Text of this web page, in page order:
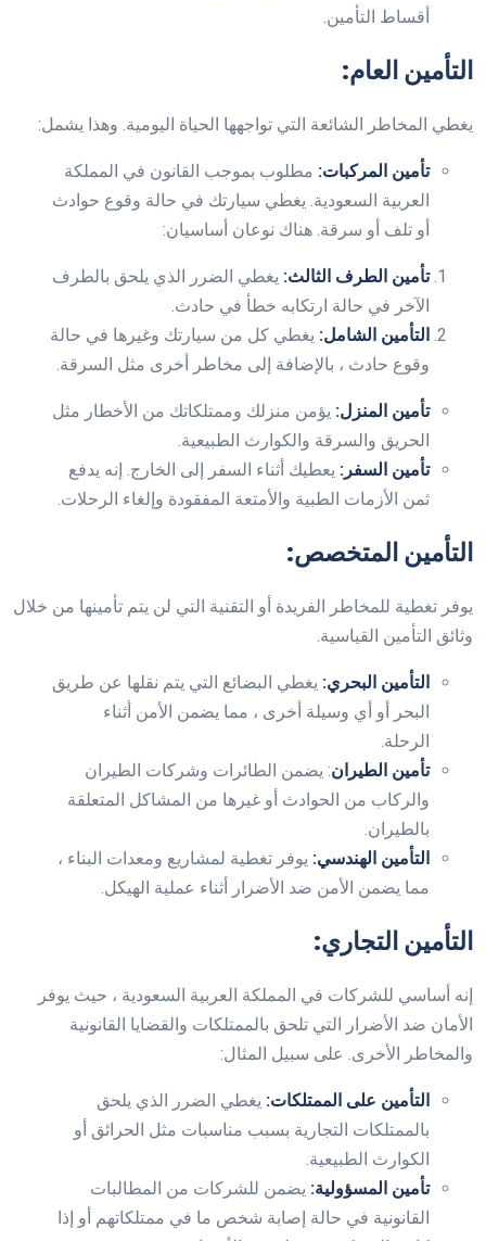
أقساط التأمين.
التأمين العام:
يغطي المخاطر الشائعة التي تواجهها الحياة اليومية. وهذا يشمل:
تأمين المركبات: مطلوب بموجب القانون في المملكة
العربية السعودية. يغطي سيارتك في حالة وقوع حوادث
أو تلف أو سرقة. هناك نوعان أساسيان:
تأمين الطرف الثالث: يغطي الضرر الذي يلحق بالطرف
الآخر في حالة ارتكابه خطأ في حادث.
التأمين الشامل: يغطي كل من سيارتك وغيرها في حالة
وقوع حادث ، بالإضافة إلى مخاطر أخرى مثل السرقة.
تأمين المنزل: يؤمن منزلك وممتلكاتك من الأخطار مثل
الحريق والسرقة والكوارث الطبيعية.
تأمين السفر: يعطيك أثناء السفر إلى الخارج. إنه يدفع
ثمن الأزمات الطبية والأمتعة المفقودة وإلغاء الرحلات.
التأمين المتخصص:
يوفر تغطية للمخاطر الفريدة أو التقنية التي لن يتم تأمينها من خلال
وثائق التأمين القياسية.
التأمين البحري: يغطي البضائع التي يتم نقلها عن طريق
البحر أو أي وسيلة أخرى ، مما يضمن الأمن أثناء
الرحلة.
تأمين الطيران: يضمن الطائرات وشركات الطيران
والركاب من الحوادث أو غيرها من المشاكل المتعلقة
بالطيران.
التأمين الهندسي: يوفر تغطية لمشاريع ومعدات البناء ،
مما يضمن الأمن ضد الأضرار أثناء عملية الهيكل.
التأمين التجاري:
إنه أساسي للشركات في المملكة العربية السعودية ، حيث يوفر
الأمان ضد الأضرار التي تلحق بالممتلكات والقضايا القانونية
والمخاطر الأخرى. على سبيل المثال:
التأمين على الممتلكات: يغطي الضرر الذي يلحق
بالممتلكات التجارية بسبب مناسبات مثل الحرائق أو
الكوارث الطبيعية.
تأمين المسؤولية: يضمن للشركات من المطالبات
القانونية في حالة إصابة شخص ما في ممتلكاتهم أو إذا